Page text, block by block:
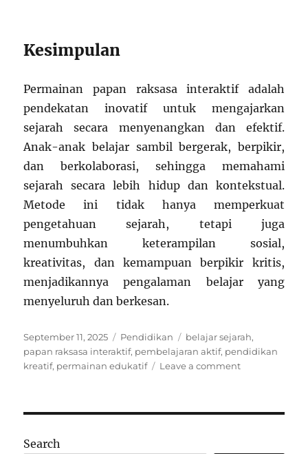
Kesimpulan
Permainan papan raksasa interaktif adalah
pendekatan inovatif untuk mengajarkan
sejarah secara menyenangkan dan efektif.
Anak-anak belajar sambil bergerak, berpikir,
dan berkolaborasi, sehingga memahami
sejarah secara lebih hidup dan kontekstual.
Metode ini tidak hanya memperkuat
pengetahuan sejarah, tetapi juga
menumbuhkan keterampilan sosial,
kreativitas, dan kemampuan berpikir kritis,
menjadikannya pengalaman belajar yang
menyeluruh dan berkesan.
Posted
on
September 11, 2025 Categories
Pendidikan Tags
belajar sejarah,
papan raksasa interaktif, pembelajaran aktif, pendidikan
kreatif, permainan edukatif Leave a commenton
Search